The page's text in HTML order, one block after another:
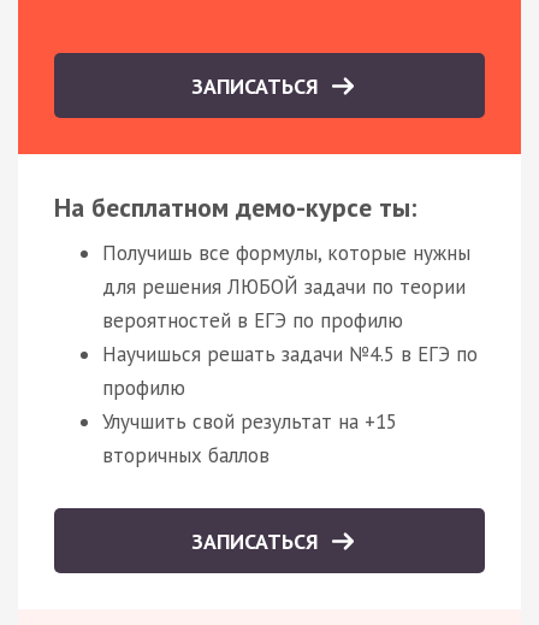
ЗАПИСАТЬСЯ
На бесплатном демо-курсе ты:
Получишь все формулы, которые нужны
для решения ЛЮБОЙ задачи по теории
вероятностей в ЕГЭ по профилю
Научишься решать задачи №4.5 в ЕГЭ по
профилю
Улучшить свой результат на +15
вторичных баллов
ЗАПИСАТЬСЯ